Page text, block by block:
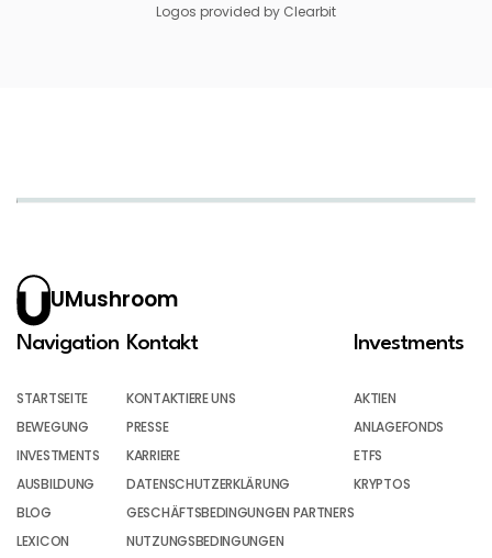
Logos provided by Clearbit
UMushroom
Navigation
STARTSEITE
BEWEGUNG
INVESTMENTS
AUSBILDUNG
BLOG
LEXICON
Kontakt
KONTAKTIERE UNS
PRESSE
KARRIERE
DATENSCHUTZERKLÄRUNG
GESCHÄFTSBEDINGUNGEN PARTNERS
NUTZUNGSBEDINGUNGEN
Investments
AKTIEN
ANLAGEFONDS
ETFS
KRYPTOS